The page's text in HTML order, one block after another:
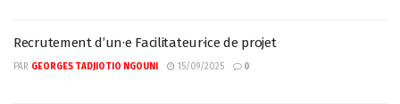
Recrutement d’un·e Facilitateur·ice de projet
PAR GEORGES TADJIOTIO NGOUNI 15/09/2025 0